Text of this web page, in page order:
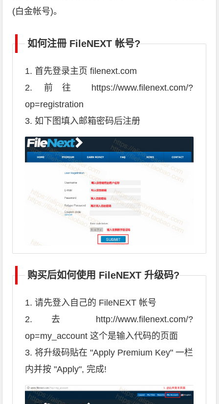
(白金帐号)。
如何注冊 FileNEXT 帐号?
1. 首先登录主页 filenext.com
2. 前往 https://www.filenext.com/?
op=registration
3. 如下图填入邮箱密码后注册
购买后如何使用 FileNEXT 升级码?
1. 请先登入自己的 FileNEXT 帐号
2. 去 http://www.filenext.com/?
op=my_account 这个是输入代码的页面
3. 将升级码貼在 "Apply Premium Key" 一栏
内并按 "Apply", 完成!